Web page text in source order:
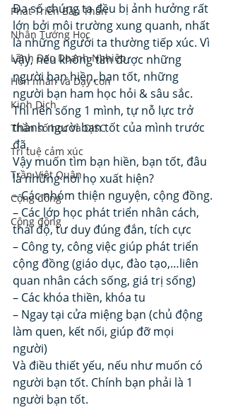
Phát Triển Bản Thân
Nhân Tướng Học
Lãnh Đạo Doanh Nghiệp
Hôn nhân và Dạy con
Kinh Dịch
Thần số học và DISC
Trí tuệ cảm xúc
Trần Việt Quân
Cộng đồng
Cộng đồng
Đa số chúng ta đều bị ảnh hưởng rất
lớn bởi môi trường xung quanh, nhất
là những người ta thường tiếp xúc. Vì
vậy, nếu không tìm được những
người bạn hiền, bạn tốt, những
người bạn ham học hỏi & sâu sắc.
Thì nên sống 1 mình, tự nỗ lực trở
thành người bạn tốt của mình trước
đã.
Vậy muốn tìm bạn hiền, bạn tốt, đâu
là những nơi họ xuất hiện?
– Các nhóm thiện nguyện, cộng đồng.
– Các lớp học phát triển nhân cách,
thái độ, tư duy đúng đắn, tích cực
– Công ty, công việc giúp phát triển
cộng đồng (giáo dục, đào tạo,…liên
quan nhân cách sống, giá trị sống)
– Các khóa thiền, khóa tu
– Ngay tại cửa miệng bạn (chủ động
làm quen, kết nối, giúp đỡ mọi
người)
Và điều thiết yếu, nếu như muốn có
người bạn tốt. Chính bạn phải là 1
người bạn tốt.